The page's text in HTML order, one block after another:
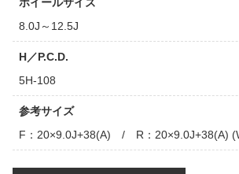
8.0J～12.5J
H／P.C.D.
5H-108
参考サイズ
F：20×9.0J+38(A) / R：20×9.0J+38(A)